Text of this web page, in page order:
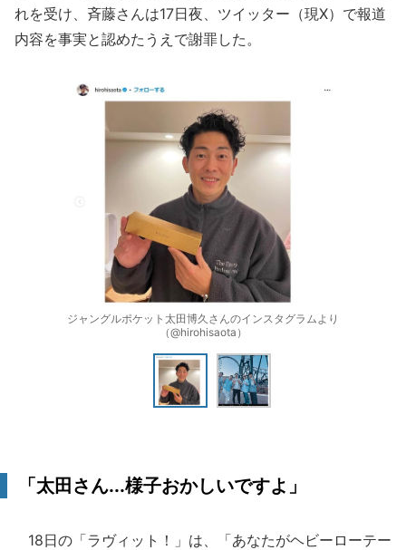
れを受け、斉藤さんは17日夜、ツイッター（現X）で報道
内容を事実と認めたうえで謝罪した。
ジャングルポケット太田博久さんのインスタグラムより
（@hirohisaota）
「太田さん...様子おかしいですよ」
18日の「ラヴィット！」は、「あなたがヘビーローテー